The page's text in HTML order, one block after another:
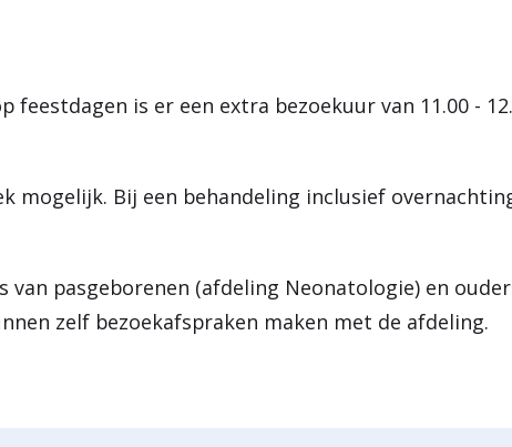
feestdagen is er een extra bezoekuur van 11.00 -
mogelijk. Bij een behandeling inclusief
pasgeborenen (afdeling Neonatologie) en
zelf bezoekafspraken maken met de afdeling.